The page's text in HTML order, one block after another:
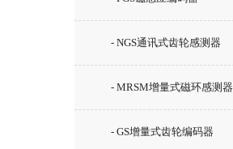
- NGS通讯式齿轮感测器
- MRSM增量式磁环感测器
- GS增量式齿轮编码器